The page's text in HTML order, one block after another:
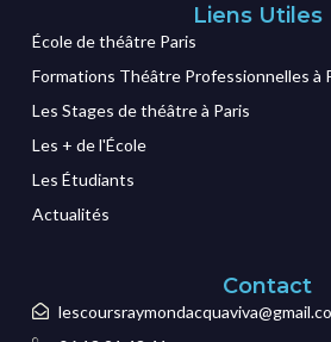
Liens Utiles
École de théâtre Paris
Formations Théâtre Professionnelles à
Les Stages de théâtre à Paris
Les + de l'École
Les Étudiants
Actualités
Contact